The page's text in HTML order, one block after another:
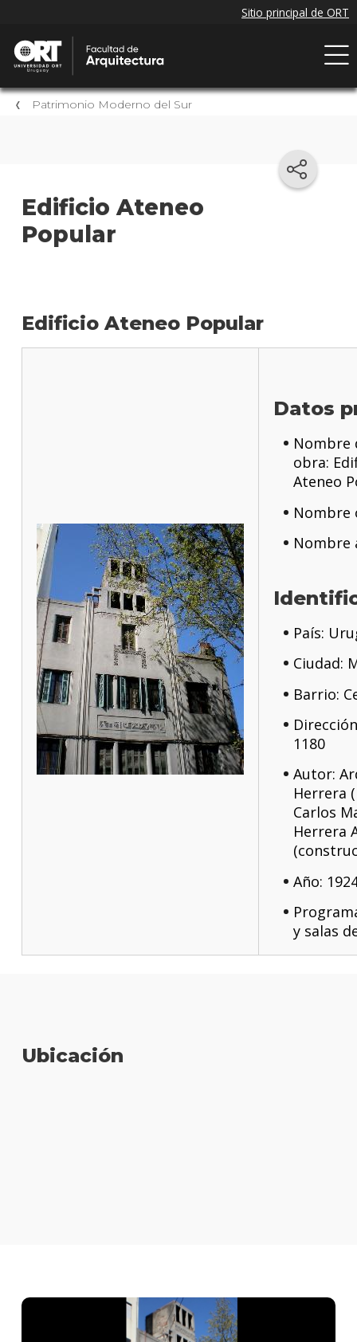
Patrimonio Moderno del Sur
Edificio Ateneo
Popular
Edificio Ateneo Popular
Datos
Nombre
obra:
Ateneo
Nombre
Nombre
País:
Ciudad:
Barrio:
1180
Autor:
Herrera
Carlos
Herrera
Año:
y salas
Ubicación